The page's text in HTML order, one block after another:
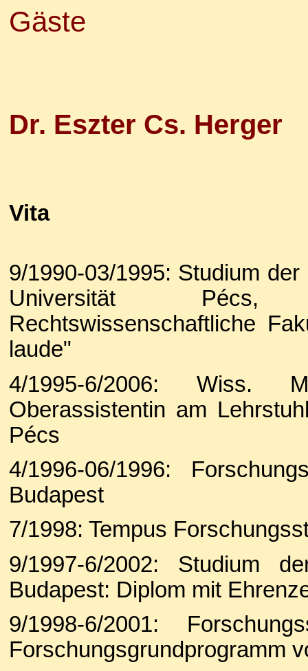
Gäste
Dr. Eszter Cs. Herger
Vita
9/1990-03/1995: Studium
Universität
Rechtswissenschaftliche
laude"
4/1995-6/2006: Wiss.
Oberassistentin am
Pécs
4/1996-06/1996:
Budapest
7/1998: Tempus
9/1997-6/2002: Studium
Budapest: Diplom mit
9/1998-6/2001:
Forschungsgrundprogramm